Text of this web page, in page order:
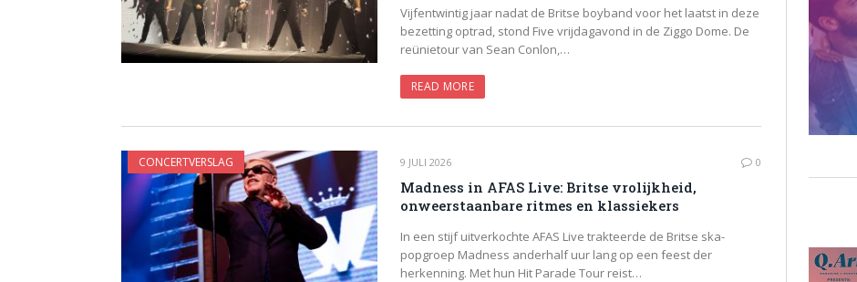
Vijfentwintig jaar nadat de Britse boyband voor het laatst in deze
bezetting optrad, stond Five vrijdagavond in de Ziggo Dome. De
reünietour van Sean Conlon,…
READ MORE
CONCERTVERSLAG 9 JULI 2026 0
Madness in AFAS Live: Britse vrolijkheid,
onweerstaanbare ritmes en klassiekers
In een stijf uitverkochte AFAS Live trakteerde de Britse ska-
popgroep Madness anderhalf uur lang op een feest der
herkenning. Met hun Hit Parade Tour reist…